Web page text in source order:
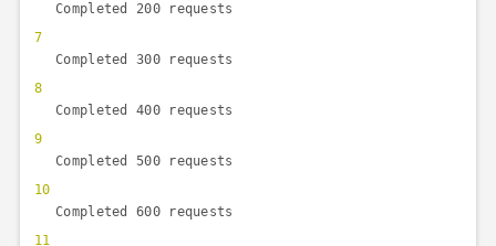
7
8
9
10
11
Completed 200 requests
Completed 300 requests
Completed 400 requests
Completed 500 requests
Completed 600 requests